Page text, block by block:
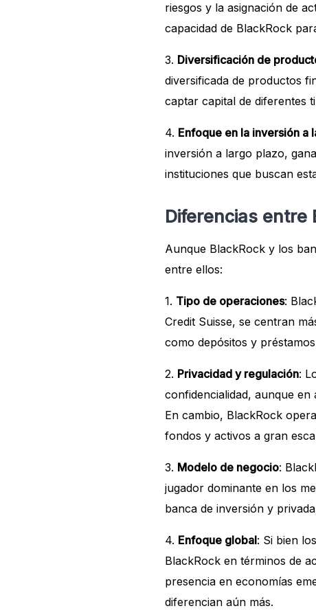
riesgos y la asignación de
capacidad de BlackRock
3. Diversificación de
diversificada de productos
captar capital de diferentes
4. Enfoque en la inversión a
inversión a largo plazo,
instituciones que buscan
Diferencias entre
Aunque BlackRock y los
entre ellos:
1. Tipo de operaciones:
Credit Suisse, se centran
como depósitos y
2. Privacidad y regulación:
confidencialidad, aunque
En cambio, BlackRock
fondos y activos a gran
3. Modelo de negocio:
jugador dominante en los
banca de inversión y
4. Enfoque global: Si bien
BlackRock en términos de
presencia en economías
diferencian aún más.